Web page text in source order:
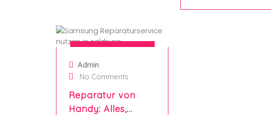
Admin
No Comments
Reparatur von
Handy: Alles,…